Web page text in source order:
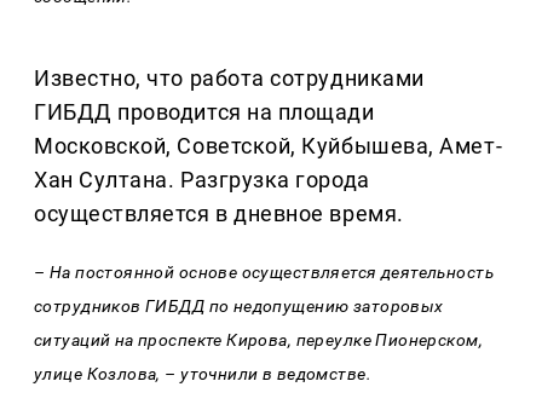
Известно, что работа сотрудниками
ГИБДД проводится на площади
Московской, Советской, Куйбышева, Амет-
Хан Султана. Разгрузка города
осуществляется в дневное время.
– На постоянной основе осуществляется деятельность
сотрудников ГИБДД по недопущению заторовых
ситуаций на проспекте Кирова, переулке Пионерском,
улице Козлова, – уточнили в ведомстве.